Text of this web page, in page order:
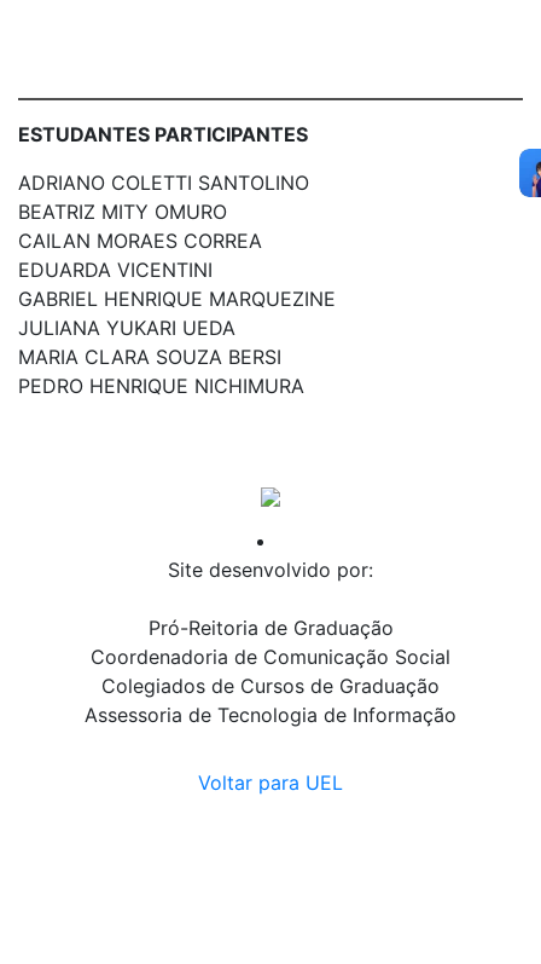
ESTUDANTES PARTICIPANTES
ADRIANO COLETTI SANTOLINO
BEATRIZ MITY OMURO
CAILAN MORAES CORREA
EDUARDA VICENTINI
GABRIEL HENRIQUE MARQUEZINE
JULIANA YUKARI UEDA
MARIA CLARA SOUZA BERSI
PEDRO HENRIQUE NICHIMURA
Site desenvolvido por:
Pró-Reitoria de Graduação
Coordenadoria de Comunicação Social
Colegiados de Cursos de Graduação
Assessoria de Tecnologia de Informação
Voltar para UEL